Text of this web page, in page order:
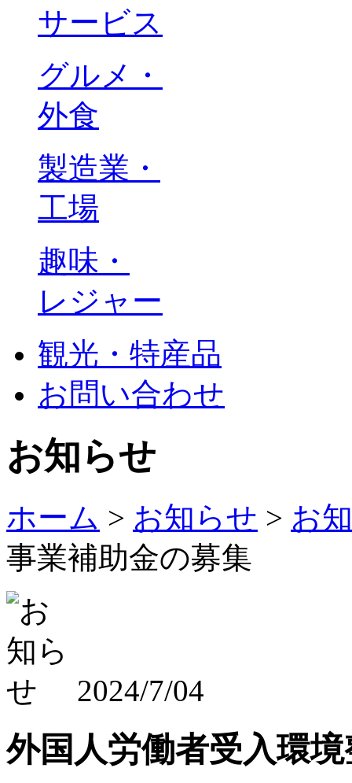
サービス
グルメ・
外食
製造業・
工場
趣味・
レジャー
観光・特産品
お問い合わせ
お知らせ
ホーム > お知らせ > お
事業補助金の募集
2024/7/04
外国人労働者受入環